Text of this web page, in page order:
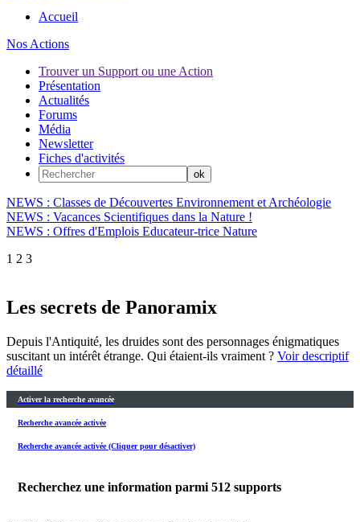
Accueil
Nos Actions
Trouver un Support ou une Action
Présentation
Actualités
Forums
Média
Newsletter
Fiches d'activités
NEWS : Classes de Découvertes Environnement et Archéologie
NEWS : Vacances Scientifiques dans la Nature !
NEWS : Offres d'Emplois Educateur-trice Nature
1 2 3
Les secrets de Panoramix
Depuis l'Antiquité, les druides sont des personnages énigmatiques
suscitant un intérêt étrange. Qui étaient-ils vraiment ? Voir descriptif
détaillé
Activer la recherche avancée
Recherche avancée activée
Recherche avancée activée (Cliquer pour désactiver)
Recherchez une information parmi 512 supports